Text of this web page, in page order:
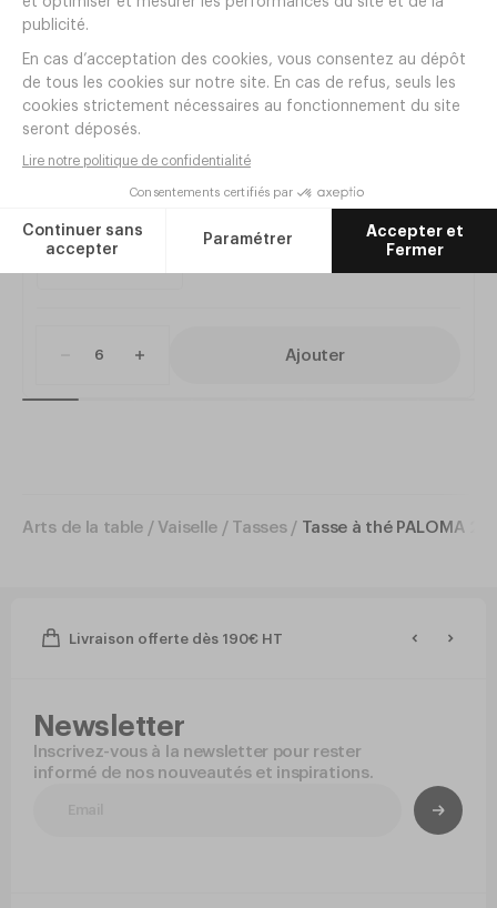
Articles complémentaires
Assiette Dessert REDONDA OAK
Réf. AA56O 8 ,70 € HT/pièce
Ajouter
Arts de la table / Vaiselle / Tasses / Tasse à thé PALOMA
Livraison offerte dès 190€ HT
Newsletter
Inscrivez-vous à la newsletter pour rester
informé de nos nouveautés et inspirations.